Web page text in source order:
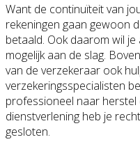
Want de continuïteit van
rekeningen gaan gewoon
betaald. Ook daarom wil
mogelijk aan de slag.
van de verzekeraar ook
verzekeringsspecialisten
professioneel naar
dienstverlening heb je
gesloten.